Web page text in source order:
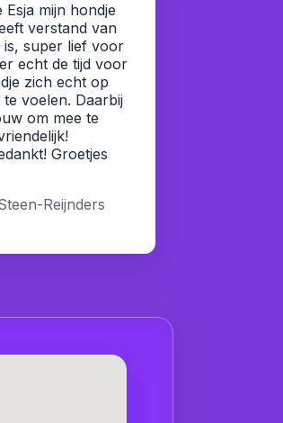
mijn hondje
verstand van
is, super lief voor
echt de tijd voor
zich echt op
voelen. Daarbij
om mee te
Groetjes
Reijnders